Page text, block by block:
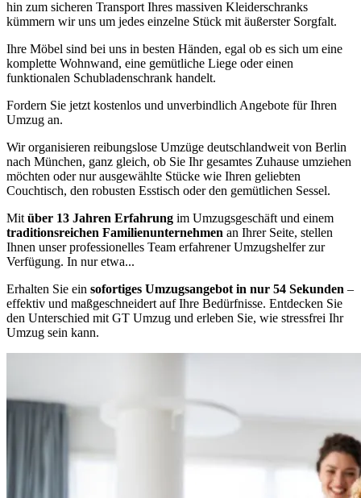
hin zum sicheren Transport Ihres massiven Kleiderschranks
kümmern wir uns um jedes einzelne Stück mit äußerster Sorgfalt.
Ihre Möbel sind bei uns in besten Händen, egal ob es sich um eine
komplette Wohnwand, eine gemütliche Liege oder einen
funktionalen Schubladenschrank handelt.
Fordern Sie jetzt kostenlos und unverbindlich Angebote für Ihren
Umzug an.
Wir organisieren reibungslose Umzüge deutschlandweit von Berlin
nach München, ganz gleich, ob Sie Ihr gesamtes Zuhause umziehen
möchten oder nur ausgewählte Stücke wie Ihren geliebten
Couchtisch, den robusten Esstisch oder den gemütlichen Sessel.
Mit über 13 Jahren Erfahrung im Umzugsgeschäft und einem
traditionsreichen Familienunternehmen an Ihrer Seite, stellen
Ihnen unser professionelles Team erfahrener Umzugshelfer zur
Verfügung. In nur etwa...
Erhalten Sie ein sofortiges Umzugsangebot in nur 54 Sekunden –
effektiv und maßgeschneidert auf Ihre Bedürfnisse. Entdecken Sie
den Unterschied mit GT Umzug und erleben Sie, wie stressfrei Ihr
Umzug sein kann.